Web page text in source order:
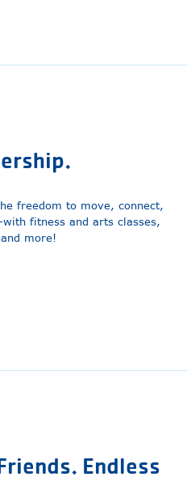
freedom to move, connect,
fitness and arts classes,
more!
Endless